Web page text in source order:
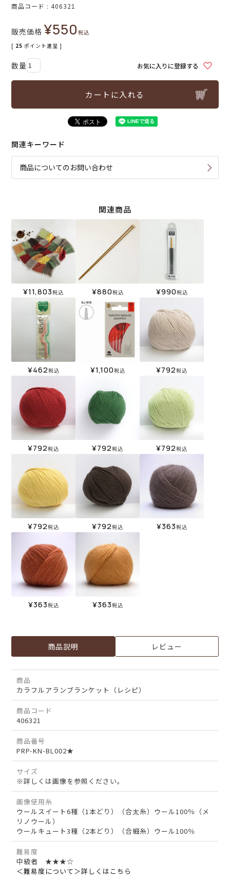
商品コード 406321
販売価格 ¥550税込
[ 25 ポイント進呈 ]
お気に入りに登録する
カートに入れる
関連キーワード
商品についてのお問い合わせ
関連商品
¥11,803税込 ¥880税込 ¥990税込
¥462税込 ¥1,100税込 ¥792税込
¥792税込 ¥792税込 ¥792税込
¥792税込 ¥792税込 ¥363税込
¥363税込 ¥363税込
商品説明 レビュー
商品
カラフルアランブランケット（レシピ）
商品コード
406321
商品番号
PRP-KN-BL002★
サイズ
※詳しくは画像を参照ください。
画像使用糸
ウールスイート6種（1本どり）（合太糸）ウール100％（メ
リノウール）
ウールキュート3種（2本どり）（合細糸）ウール100％
難易度
中級者 ★★★☆
＜難易度について＞詳しくはこちら